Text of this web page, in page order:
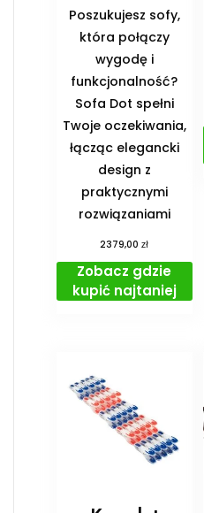
Poszukujesz sofy,
która połączy
wygodę i
funkcjonalność?
Sofa Dot spełni
Twoje oczekiwania,
łącząc elegancki
design z
praktycznymi
rozwiązaniami
2379,00zł
Zobacz gdzie
kupić najtaniej